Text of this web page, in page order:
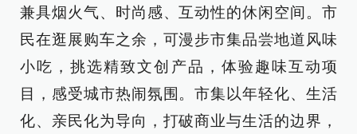
兼具烟火气、时尚感、互动性的休闲空间。市
民在逛展购车之余，可漫步市集品尝地道风味
小吃，挑选精致文创产品，体验趣味互动项
目，感受城市热闹氛围。市集以年轻化、生活
化、亲民化为导向，打破商业与生活的边界，